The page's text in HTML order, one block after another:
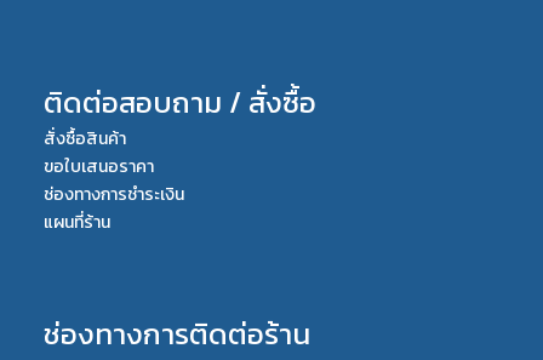
ติดต่อสอบถาม / สั่งซื้อ
สั่งซื้อสินค้า
ขอใบเสนอราคา
ช่องทางการชำระเงิน
แผนที่ร้าน
ช่องทางการติดต่อร้าน